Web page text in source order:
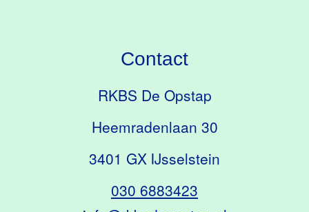
Contact
RKBS De Opstap
Heemradenlaan 30
3401 GX IJsselstein
030 6883423